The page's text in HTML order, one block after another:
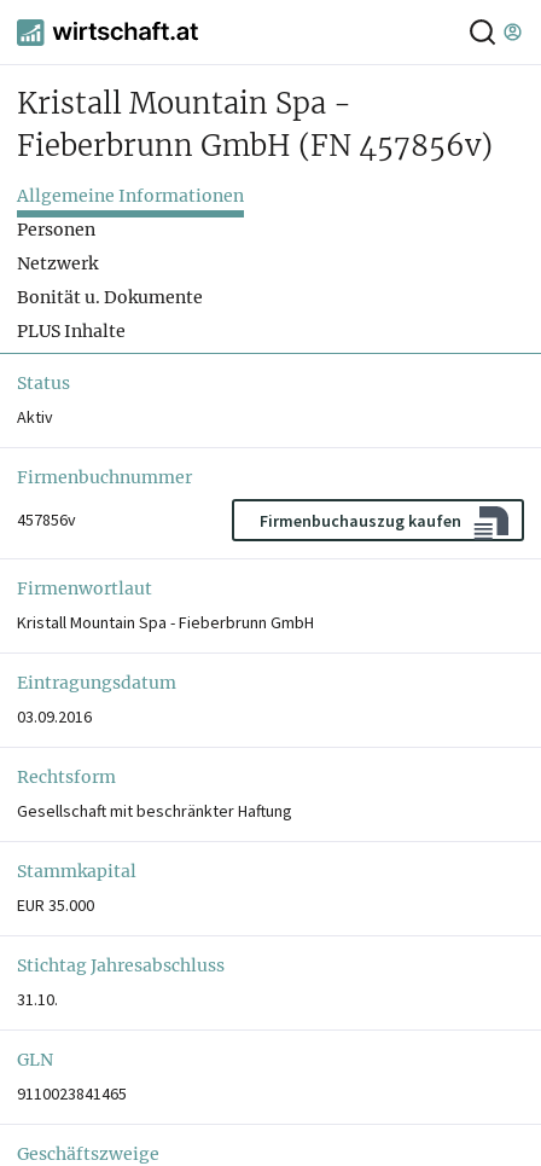
Kristall Mountain Spa -
Fieberbrunn GmbH (FN 457856v)
Allgemeine Informationen
Personen
Netzwerk
Bonität u. Dokumente
PLUS Inhalte
Status
Aktiv
Firmenbuchnummer
457856v
Firmenbuchauszug kaufen
Firmenwortlaut
Kristall Mountain Spa - Fieberbrunn GmbH
Eintragungsdatum
03.09.2016
Rechtsform
Gesellschaft mit beschränkter Haftung
Stammkapital
EUR 35.000
Stichtag Jahresabschluss
31.10.
GLN
9110023841465
Geschäftszweige